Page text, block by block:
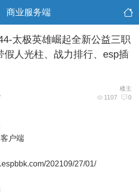
商业服务端
太极英雄崛起全新公益三职
假人光柱、战力排行、esp插
楼主
1107 0
户端
202109/27/01/